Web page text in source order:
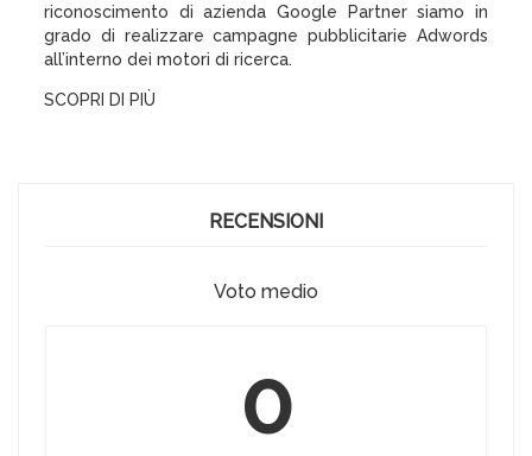
riconoscimento di azienda Google Partner siamo in
grado di realizzare campagne pubblicitarie Adwords
all’interno dei motori di ricerca.
SCOPRI DI PIÙ
RECENSIONI
Voto medio
0